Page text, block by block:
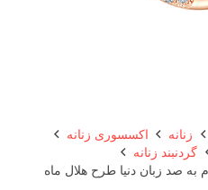
زنانه
اکسسوری زنانه
گردنبند زنانه
به صد زبان دنیا طرح هلال ماه